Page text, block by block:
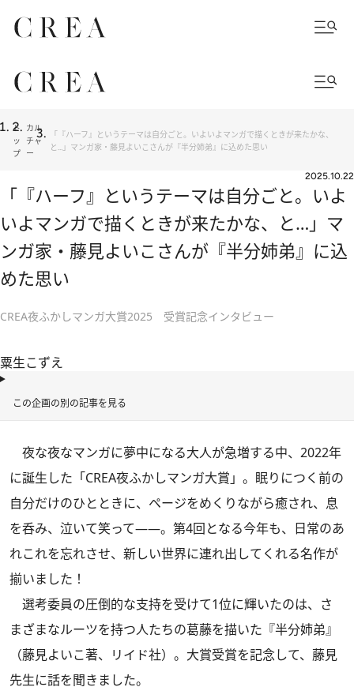
ト
ッ
プ
カル
チャ
ー
「『ハーフ』というテーマは自分ごと。いよいよマンガで描くときが来たかな、
と…」マンガ家・藤見よいこさんが『半分姉弟』に込めた思い
2025.10.22
「『ハーフ』というテーマは自分ごと。いよ
いよマンガで描くときが来たかな、と…」マ
ンガ家・藤見よいこさんが『半分姉弟』に込
めた思い
CREA夜ふかしマンガ大賞2025 受賞記念インタビュー
粟生こずえ
この企画の別の記事を見る
夜な夜なマンガに夢中になる大人が急増する中、2022年
に誕生した「CREA夜ふかしマンガ大賞」。眠りにつく前の
自分だけのひとときに、ページをめくりながら癒され、息
を呑み、泣いて笑って――。第4回となる今年も、日常のあ
れこれを忘れさせ、新しい世界に連れ出してくれる名作が
揃いました！
選考委員の圧倒的な支持を受けて1位に輝いたのは、さ
まざまなルーツを持つ人たちの葛藤を描いた 『半分姉弟』
（藤見よいこ著、リイド社）。大賞受賞を記念して、藤見
先生に話を聞きました。